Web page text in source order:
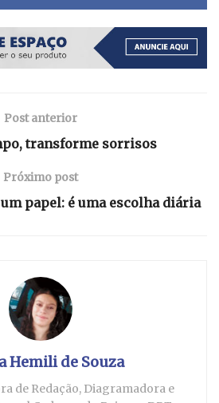
Post anterior
transforme sorrisos
Próximo post
papel: é uma escolha diária
Hemili de Souza
de Redação, Diagramadora e